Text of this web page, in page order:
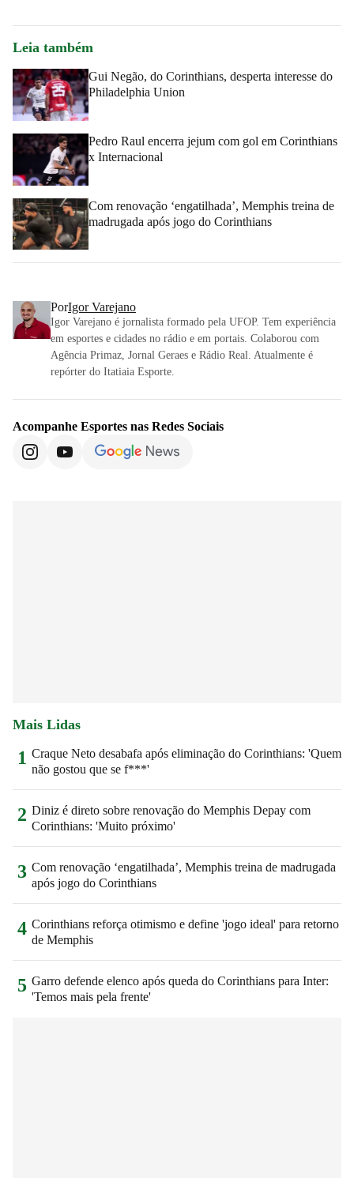
Leia também
Gui Negão, do Corinthians, desperta interesse do
Philadelphia Union
Pedro Raul encerra jejum com gol em Corinthians
x Internacional
Com renovação ‘engatilhada’, Memphis treina de
madrugada após jogo do Corinthians
PorIgor Varejano
Igor Varejano é jornalista formado pela UFOP. Tem experiência
em esportes e cidades no rádio e em portais. Colaborou com
Agência Primaz, Jornal Geraes e Rádio Real. Atualmente é
repórter do Itatiaia Esporte.
Acompanhe Esportes nas Redes Sociais
Mais Lidas
1 Craque Neto desabafa após eliminação do Corinthians: 'Quem
não gostou que se f***'
2 Diniz é direto sobre renovação do Memphis Depay com
Corinthians: 'Muito próximo'
3 Com renovação ‘engatilhada’, Memphis treina de madrugada
após jogo do Corinthians
4 Corinthians reforça otimismo e define 'jogo ideal' para retorno
de Memphis
5 Garro defende elenco após queda do Corinthians para Inter:
'Temos mais pela frente'